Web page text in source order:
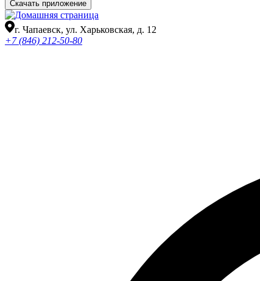
Скачать приложение
г. Чапаевск, ул. Харьковская, д. 12
+7 (846) 212-50-80